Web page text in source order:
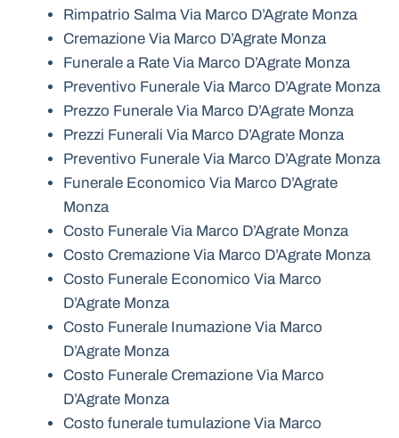
Rimpatrio Salma Via Marco D’Agrate Monza
Cremazione Via Marco D’Agrate Monza
Funerale a Rate Via Marco D’Agrate Monza
Preventivo Funerale Via Marco D’Agrate Monza
Prezzo Funerale Via Marco D’Agrate Monza
Prezzi Funerali Via Marco D’Agrate Monza
Preventivo Funerale Via Marco D’Agrate Monza
Funerale Economico Via Marco D’Agrate
Monza
Costo Funerale Via Marco D’Agrate Monza
Costo Cremazione Via Marco D’Agrate Monza
Costo Funerale Economico Via Marco
D’Agrate Monza
Costo Funerale Inumazione Via Marco
D’Agrate Monza
Costo Funerale Cremazione Via Marco
D’Agrate Monza
Costo funerale tumulazione Via Marco